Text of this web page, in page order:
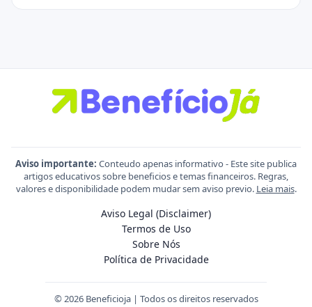
Aviso importante: Conteudo apenas informativo - Este site publica
artigos educativos sobre beneficios e temas financeiros. Regras,
valores e disponibilidade podem mudar sem aviso previo. Leia mais.
Aviso Legal (Disclaimer)
Termos de Uso
Sobre Nós
Política de Privacidade
© 2026 Beneficioja | Todos os direitos reservados